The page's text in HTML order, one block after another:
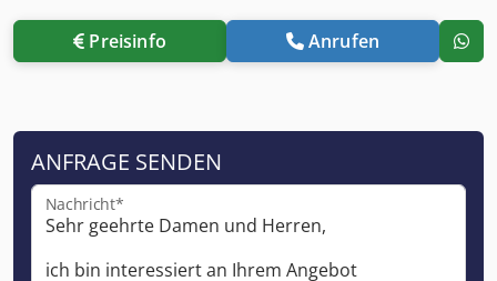
Preisinfo Anrufen
ANFRAGE SENDEN
Nachricht*